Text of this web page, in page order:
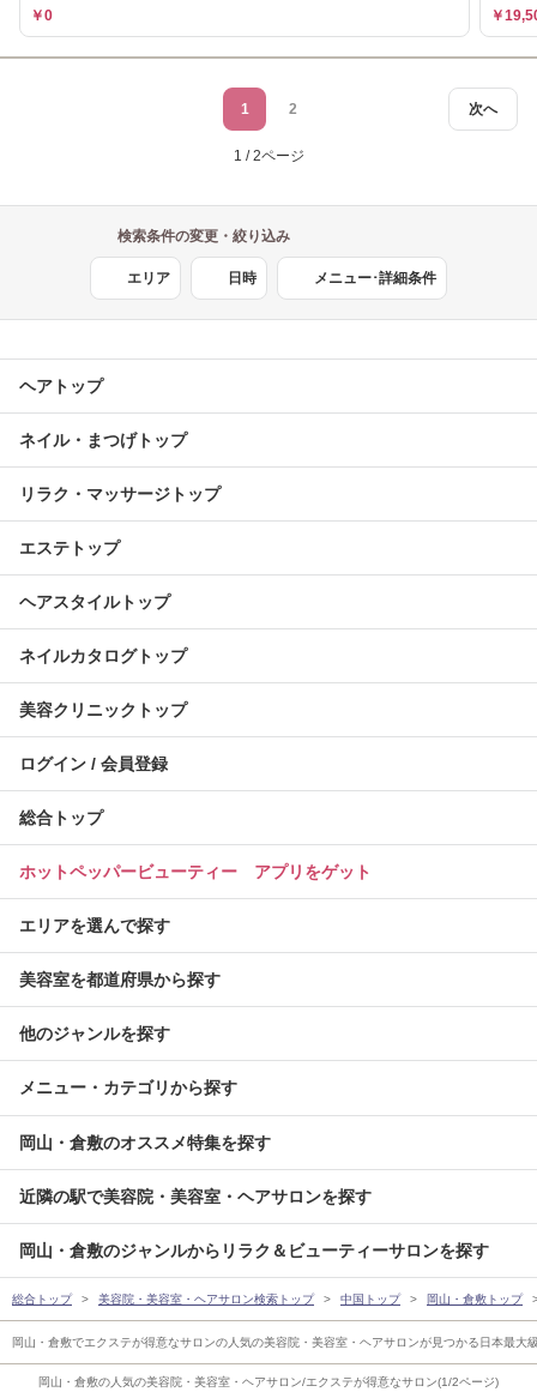
岡山・倉敷の人気の美容院・美容室・ヘアサロン/エクステが得意なサロン(1/2ページ)
￥0 ￥
次へ
1 2
1 / 2ページ
検索条件の変更・絞り込み
エリア 日時 メニュー･詳細条件
ヘアトップ
ネイル・まつげトップ
リラク・マッサージトップ
エステトップ
ヘアスタイルトップ
ネイルカタログトップ
美容クリニックトップ
ログイン / 会員登録
総合トップ
ホットペッパービューティー アプリをゲット
エリアを選んで探す
美容室を都道府県から探す
他のジャンルを探す
メニュー・カテゴリから探す
岡山・倉敷のオススメ特集を探す
近隣の駅で美容院・美容室・ヘアサロンを探す
岡山・倉敷のジャンルからリラク＆ビューティーサロンを探す
総合トップ 美容院・美容室・ヘアサロン検索トップ 中国トップ 岡山・倉敷トップ
岡山・倉敷でエクステが得意なサロンの人気の美容院・美容室・ヘアサロンが見つかる日本最